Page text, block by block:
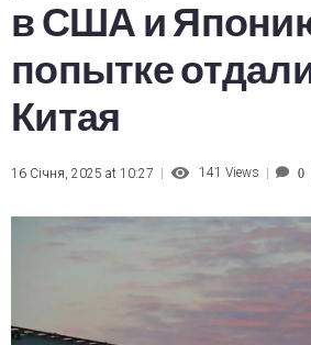
в США и
попытке
Китая
16 Січня, 2025 at 10:27 141 Views 0